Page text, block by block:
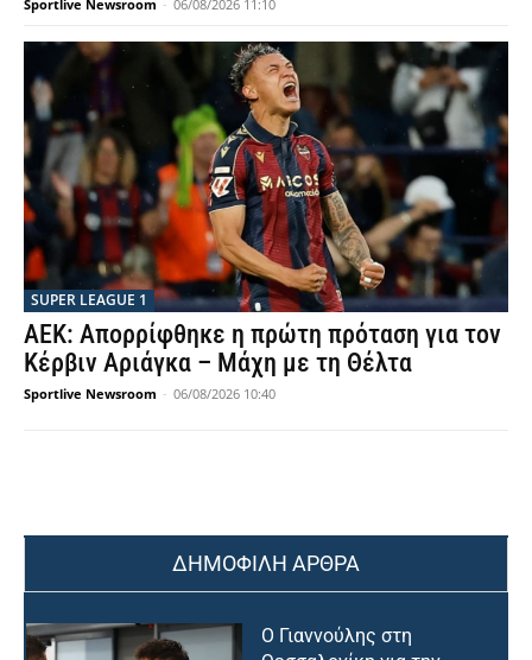
Sportlive Newsroom - 06/08/2026 11:10
SUPER LEAGUE 1
ΑΕΚ: Απορρίφθηκε η πρώτη πρόταση για τον
Κέρβιν Αριάγκα – Μάχη με τη Θέλτα
Sportlive Newsroom - 06/08/2026 10:40
ΔΗΜΟΦΙΛΗ ΑΡΘΡΑ
Ο Γιαννούλης στη